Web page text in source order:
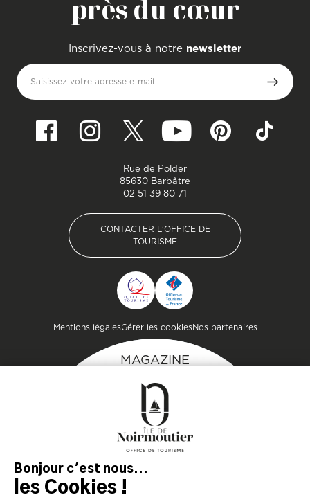
Mentions légalesGérer les cookiesNos partenaires
MAGAZINE
Inspirez-vous et
préparez votre séjour
sur l'île de Noirmoutier !
TÉLÉCHARGEZ
TÉLÉCHARGEZ
près du cœur
Inscrivez-vous à notre newsletter
Saisissez votre adresse e-mail
Rue de Polder
85630 Barbâtre
02 51 39 80 71
CONTACTER L'OFFICE DE
TOURISME
CONTACTER L'OFFICE DE
TOURISME